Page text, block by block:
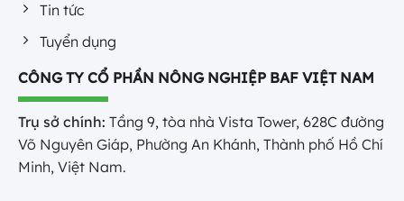
Tin tức
Tuyển dụng
CÔNG TY CỔ PHẦN NÔNG NGHIỆP BAF VIỆT NAM
Trụ sở chính: Tầng 9, tòa nhà Vista Tower, 628C đường
Võ Nguyên Giáp, Phường An Khánh, Thành phố Hồ Chí
Minh, Việt Nam.